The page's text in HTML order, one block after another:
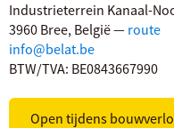
Industrieterrein Kanaal-
3960 Bree, België — route
info@belat.be
BTW/TVA: BE0843667990
Open tijdens